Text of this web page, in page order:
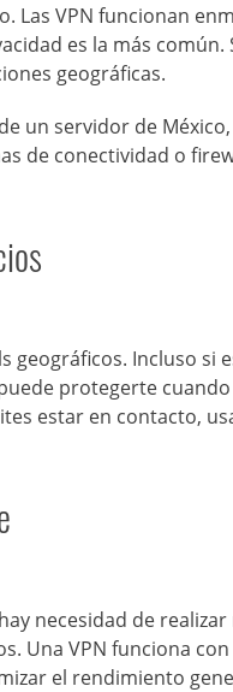
Las VPN funcionan
es la más
geográficas.
un servidor de México,
de conectividad o
geográficos. Incluso si
protegerte
estar en contacto,
necesidad de
Una VPN funciona
el rendimiento